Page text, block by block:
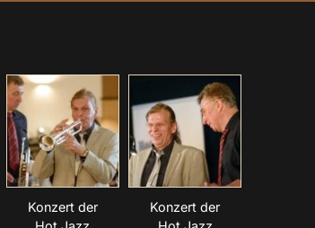
Konzert der
Konzert der